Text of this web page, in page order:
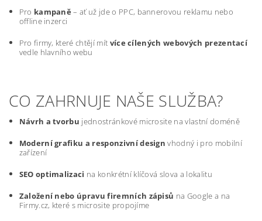
Pro kampaně – ať už jde o PPC, bannerovou reklamu nebo
offline inzerci
Pro firmy, které chtějí mít více cílených webových prezentací
vedle hlavního webu
CO ZAHRNUJE NAŠE SLUŽBA?
Návrh a tvorbu jednostránkové microsite na vlastní doméně
Moderní grafiku a responzivní design vhodný i pro mobilní
zařízení
SEO optimalizaci na konkrétní klíčová slova a lokalitu
Založení nebo úpravu firemních zápisů na Google a na
Firmy.cz, které s microsite propojíme